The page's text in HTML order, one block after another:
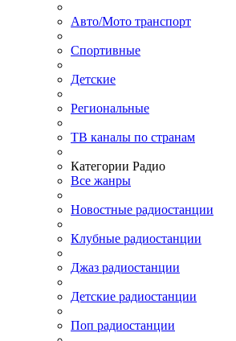
Авто/Мото транспорт
Спортивные
Детские
Региональные
ТВ каналы по странам
Категории Радио
Все жанры
Новостные радиостанции
Клубные радиостанции
Джаз радиостанции
Детские радиостанции
Поп радиостанции